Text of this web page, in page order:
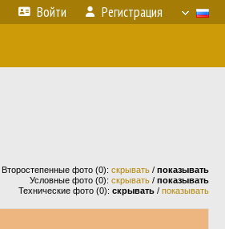
Войти Регистрация
Второстепенные фото (0): скрывать / показывать
Условные фото (0): скрывать / показывать
Технические фото (0): скрывать / показывать